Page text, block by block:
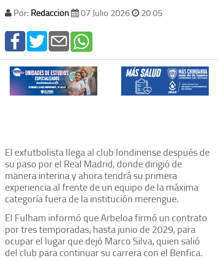
Por: Redacción 07 Julio 2026 20 05
El exfutbolista llega al club londinense después de
su paso por el Real Madrid, donde dirigió de
manera interina y ahora tendrá su primera
experiencia al frente de un equipo de la máxima
categoría fuera de la institución merengue.
El Fulham informó que Arbeloa firmó un contrato
por tres temporadas, hasta junio de 2029, para
ocupar el lugar que dejó Marco Silva, quien salió
del club para continuar su carrera con el Benfica.